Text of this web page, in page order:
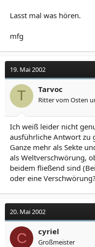
Lasst mal was hören.
mfg
19. Mai 2002
T Tarvoc
Ritter vom Osten
Ich weiß leider nicht
ausführliche Antwort zu
Ganze mehr als Sekte
als Weltverschwörung,
beidem fließend sind
oder eine
20. Mai 2002
C cyriel
Großmeister